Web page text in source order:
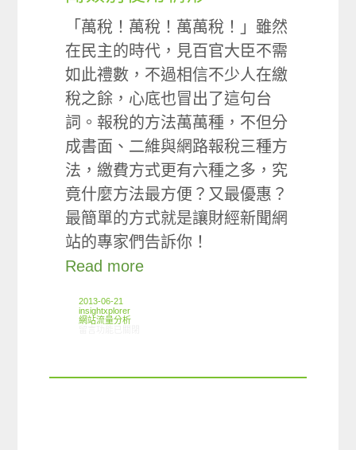
「萬稅！萬稅！萬萬稅！」雖然
在民主的時代，見百官大臣不需
如此禮數，不過相信不少人在繳
稅之餘，心底也冒出了這句台
詞。報稅的方法萬萬種，不但分
成書面、二維與網路報稅三種方
法，繳費方式更有六種之多，究
竟什麼方法最方便？又最優惠？
最簡單的方式就是讓財經新聞網
站的專家們告訴你！
Read more
2013-06-21
insightxplorer
網站流量分析